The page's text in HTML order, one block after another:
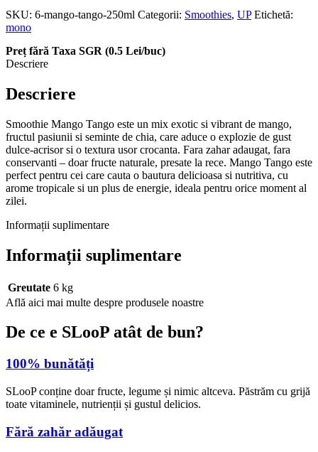
SKU: 6-mango-tango-250ml Categorii: Smoothies, UP Etichetă:
mono
Preț fără Taxa SGR (0.5 Lei/buc)
Descriere
Descriere
Smoothie Mango Tango este un mix exotic si vibrant de mango,
fructul pasiunii si seminte de chia, care aduce o explozie de gust
dulce-acrisor si o textura usor crocanta. Fara zahar adaugat, fara
conservanti – doar fructe naturale, presate la rece. Mango Tango este
perfect pentru cei care cauta o bautura delicioasa si nutritiva, cu
arome tropicale si un plus de energie, ideala pentru orice moment al
zilei.
Informații suplimentare
Informații suplimentare
Greutate 6 kg
Află aici mai multe despre produsele noastre
De ce e SLooP atât de bun?
100% bunătăți
SLooP conține doar fructe, legume și nimic altceva. Păstrăm cu grijă
toate vitaminele, nutrienții și gustul delicios.
Fără zahăr adăugat